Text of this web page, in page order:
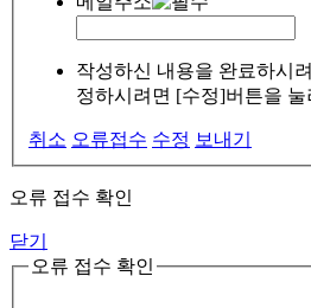
작성하신 내용을 완료하시
정하시려면 [수정]버튼을 눌
취소 오류접수 수정 보내기
오류 접수 확인
닫기
오류 접수 확인